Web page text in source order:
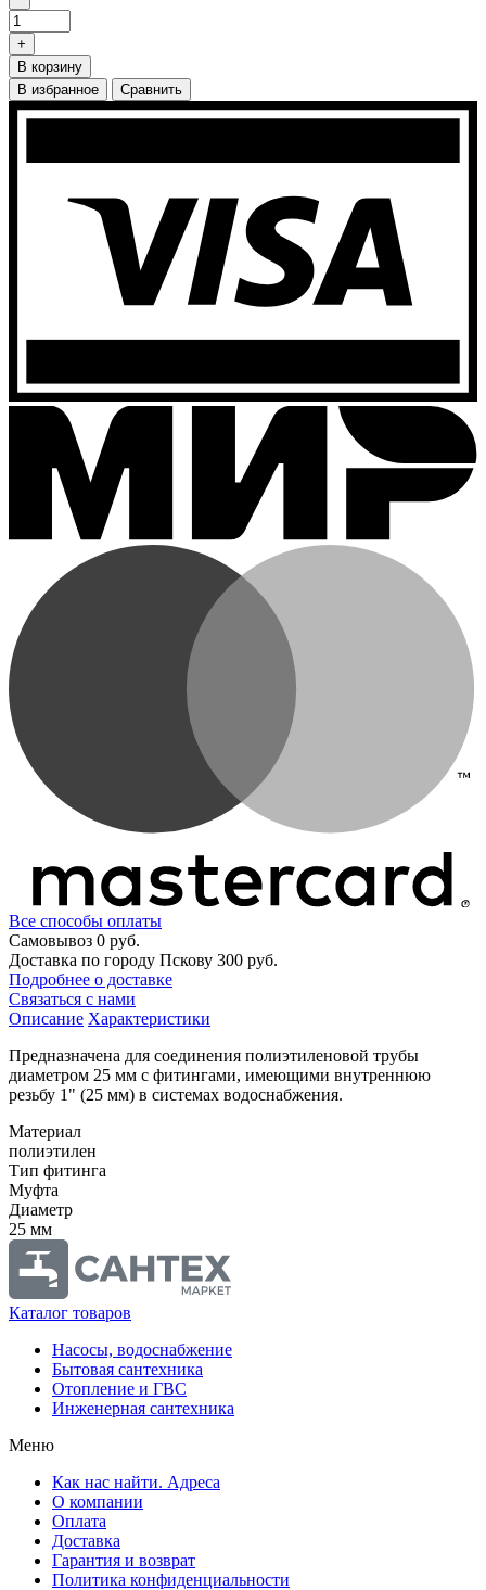
+
В корзину
В избранное
Сравнить
Все способы оплаты
Самовывоз 0 руб.
Доставка по городу Пскову 300 руб.
Подробнее о доставке
Связаться с нами
Описание Характеристики
Предназначена для соединения полиэтиленовой трубы
диаметром 25 мм с фитингами, имеющими внутреннюю
резьбу 1" (25 мм) в системах водоснабжения.
Материал
полиэтилен
Тип фитинга
Муфта
Диаметр
25 мм
Каталог товаров
Насосы, водоснабжение
Бытовая сантехника
Отопление и ГВС
Инженерная сантехника
Меню
Как нас найти. Адреса
О компании
Оплата
Доставка
Гарантия и возврат
Политика конфиденциальности